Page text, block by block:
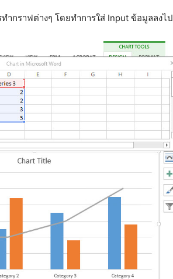
ำกราฟต่างๆ โดยทำการใส่ Input ข้อมูลลงไป